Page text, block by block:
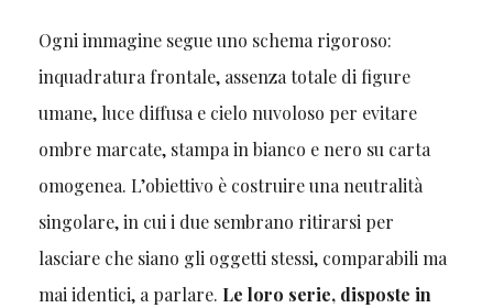
Ogni immagine segue uno schema rigoroso:
inquadratura frontale, assenza totale di figure
umane, luce diffusa e cielo nuvoloso per evitare
ombre marcate, stampa in bianco e nero su carta
omogenea. L’obiettivo è costruire una neutralità
singolare, in cui i due sembrano ritirarsi per
lasciare che siano gli oggetti stessi, comparabili ma
mai identici, a parlare. Le loro serie, disposte in